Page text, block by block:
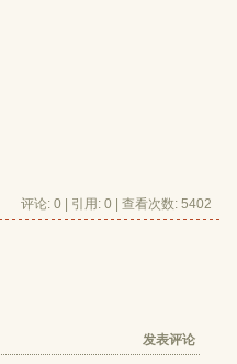
评论: 0 | 引用: 0 | 查看次数: 5402
发表评论